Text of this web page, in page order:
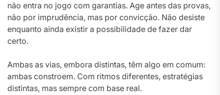
não entra no jogo com garantias. Age antes das provas,
não por imprudência, mas por convicção. Não desiste
enquanto ainda existir a possibilidade de fazer dar
certo.
Ambas as vias, embora distintas, têm algo em comum:
ambas constroem. Com ritmos diferentes, estratégias
distintas, mas sempre com base real.